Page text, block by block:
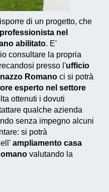
di un progetto, che
professionista nel
abilitato. E'
consultare la propria
presso l'ufficio
Romano ci si potrà
esperto nel settore
ottenuti i dovuti
qualche azienda
senza impegno alcuni
si potrà
ampliamento casa
valutando la